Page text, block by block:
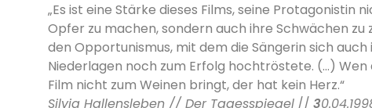
„Es ist eine Stärke dieses Films, seine Protagonistin
Opfer zu machen, sondern auch ihre Schwächen zu
den Opportunismus, mit dem die Sängerin sich auch
Niederlagen noch zum Erfolg hochtröstete. (…) Wen
Film nicht zum Weinen bringt, der hat kein Herz.“
Silvia Hallensleben // Der Tagesspiegel// 3